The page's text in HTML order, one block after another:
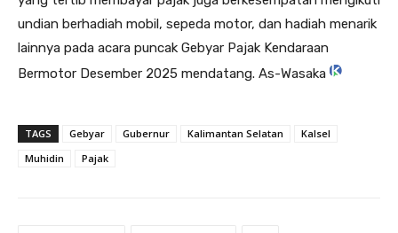
undian berhadiah mobil, sepeda motor, dan hadiah menarik
lainnya pada acara puncak Gebyar Pajak Kendaraan
Bermotor Desember 2025 mendatang. As-Wasaka
TAGS Gebyar Gubernur Kalimantan Selatan
Kalsel
Muhidin
Pajak